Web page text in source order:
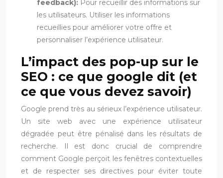
feedback): Pour recueillir des informations sur
les utilisateurs. Utiliser les informations
recueillies pour améliorer votre offre et
personnaliser l’expérience utilisateur.
L’impact des pop-up sur le
SEO : ce que google dit (et
ce que vous devez savoir)
Google prend très au sérieux l’expérience utilisateur.
Un site web avec une expérience utilisateur
dégradée peut être pénalisé dans les résultats de
recherche. Il est donc crucial de comprendre
comment Google perçoit les fenêtres contextuelles
et de respecter ses directives pour éviter toute